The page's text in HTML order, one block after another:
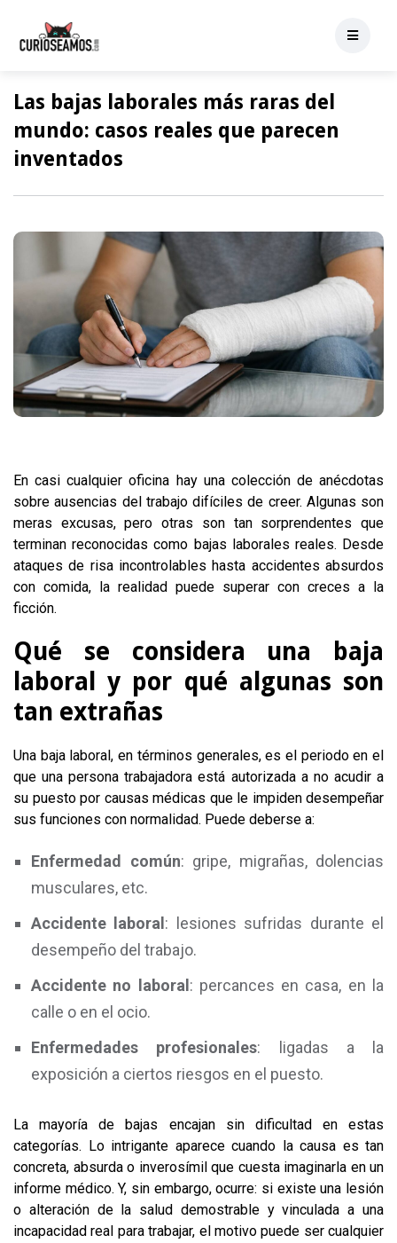
Las bajas laborales más raras del
mundo: casos reales que parecen
inventados
En casi cualquier oficina hay una colección de anécdotas
sobre ausencias del trabajo difíciles de creer. Algunas son
meras excusas, pero otras son tan sorprendentes que
terminan reconocidas como bajas laborales reales. Desde
ataques de risa incontrolables hasta accidentes absurdos
con comida, la realidad puede superar con creces a la
ficción.
Qué se considera una baja
laboral y por qué algunas son
tan extrañas
Una baja laboral, en términos generales, es el periodo en el
que una persona trabajadora está autorizada a no acudir a
su puesto por causas médicas que le impiden desempeñar
sus funciones con normalidad. Puede deberse a:
Enfermedad común: gripe, migrañas, dolencias
musculares, etc.
Accidente laboral : lesiones sufridas durante el
desempeño del trabajo.
Accidente no laboral : percances en casa, en la
calle o en el ocio.
Enfermedades profesionales: ligadas a la
exposición a ciertos riesgos en el puesto.
La mayoría de bajas encajan sin dificultad en estas
categorías. Lo intrigante aparece cuando la causa es tan
concreta, absurda o inverosímil que cuesta imaginarla en un
informe médico. Y, sin embargo, ocurre: si existe una lesión
o alteración de la salud demostrable y vinculada a una
incapacidad real para trabajar, el motivo puede ser cualquier